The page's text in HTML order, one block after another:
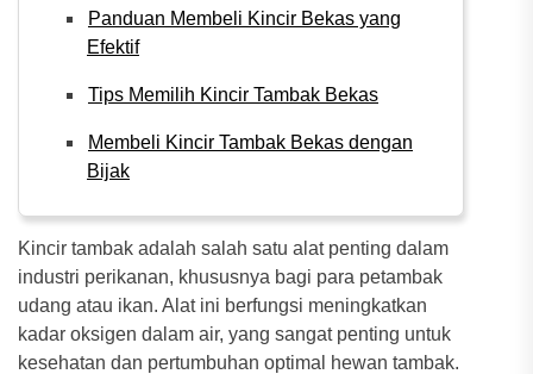
Panduan Membeli Kincir Bekas yang
Efektif
Tips Memilih Kincir Tambak Bekas
Membeli Kincir Tambak Bekas dengan
Bijak
Kincir tambak adalah salah satu alat penting dalam
industri perikanan, khususnya bagi para petambak
udang atau ikan. Alat ini berfungsi meningkatkan
kadar oksigen dalam air, yang sangat penting untuk
kesehatan dan pertumbuhan optimal hewan tambak.